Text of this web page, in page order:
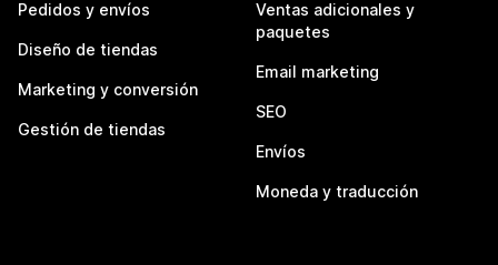
Pedidos y envíos
Diseño de tiendas
Marketing y conversión
Gestión de tiendas
Ventas adicionales y
paquetes
Email marketing
SEO
Envíos
Moneda y traducción